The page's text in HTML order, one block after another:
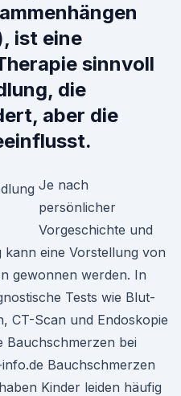
ist eine
sinnvoll
die
aber die
Je nach
persönlicher
Vorgeschichte und
eine Vorstellung von
gewonnen werden. In
Tests wie Blut-
CT-Scan und Endoskopie
Bauchschmerzen bei
Bauchschmerzen
Kinder leiden häufig